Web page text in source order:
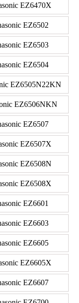
EZ6470X
EZ6502
EZ6503
EZ6504
EZ6505N22KN
EZ6506NKN
EZ6507
EZ6507X
EZ6508N
EZ6508X
EZ6601
EZ6603
EZ6605
EZ6605X
EZ6607